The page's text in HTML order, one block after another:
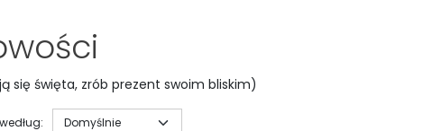
się święta, zrób prezent swoim bliskim)
: